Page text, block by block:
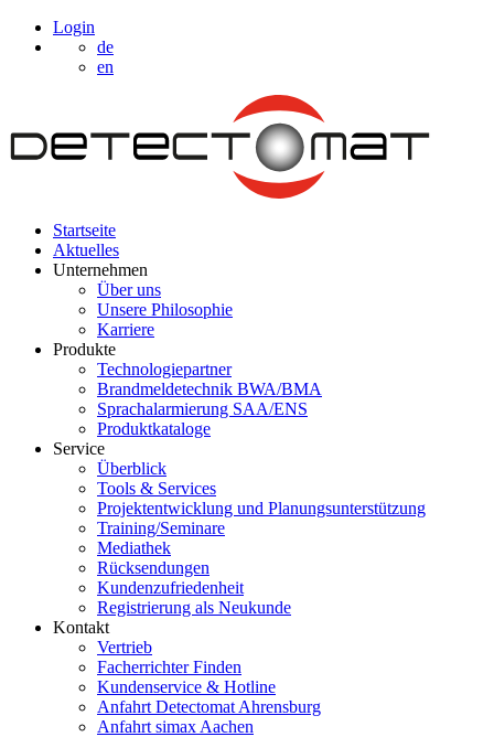
Login
de
en
Startseite
Aktuelles
Unternehmen
Über uns
Unsere Philosophie
Karriere
Produkte
Technologiepartner
Brandmeldetechnik BWA/BMA
Sprachalarmierung SAA/ENS
Produktkataloge
Service
Überblick
Tools & Services
Projektentwicklung und Planungsunterstützung
Training/Seminare
Mediathek
Rücksendungen
Kundenzufriedenheit
Registrierung als Neukunde
Kontakt
Vertrieb
Facherrichter Finden
Kundenservice & Hotline
Anfahrt Detectomat Ahrensburg
Anfahrt simax Aachen